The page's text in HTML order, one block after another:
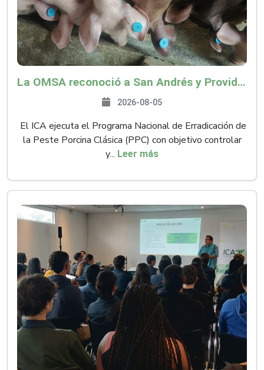
La OMSA reconoció a San Andrés y Providencia como zona libre de Peste Porcina Clásica (PPC)
2026-08-05
El ICA ejecuta el Programa Nacional de Erradicación de
la Peste Porcina Clásica (PPC) con objetivo controlar
y... Leer más